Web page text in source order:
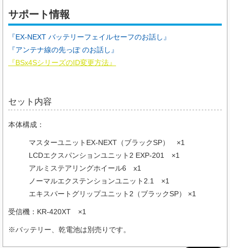
サポート情報
『EX-NEXT バッテリーフェイルセーフのお話し』
『アンテナ線の先っぽ のお話し』
『BSx4SシリーズのID変更方法』
セット内容
本体構成：
マスターユニットEX-NEXT（ブラックSP） ×1
LCDエクスパンションユニット2 EXP-201 ×1
アルミステアリングホイール6 x1
ノーマルエクステンションユニット2.1 ×1
エキスパートグリップユニット2（ブラックSP） ×1
受信機：KR-420XT ×1
※バッテリー、乾電池は別売りです。